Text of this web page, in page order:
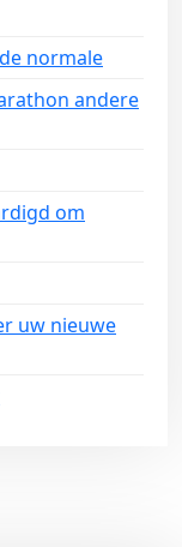
normale
andere
om
uw nieuwe